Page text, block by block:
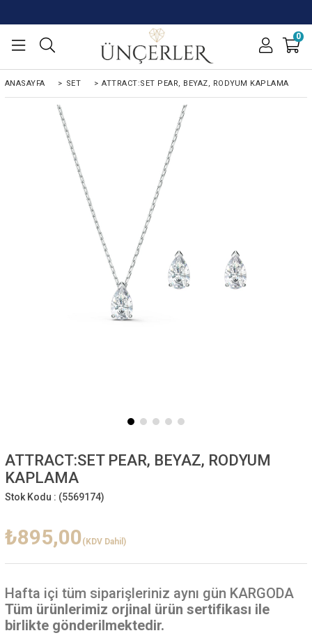
0
ANASAYFA > SET > ATTRACT:SET PEAR, BEYAZ, RODYUM KAPLAMA
ATTRACT:SET PEAR, BEYAZ, RODYUM
KAPLAMA
Stok Kodu : (5569174)
₺895,00 (KDV Dahil)
Hafta içi tüm siparişleriniz aynı gün KARGODA
Tüm ürünlerimiz orjinal ürün sertifikası ile
birlikte gönderilmektedir.